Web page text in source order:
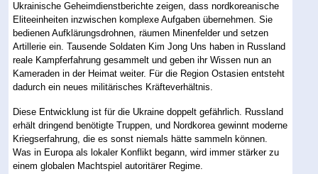
Ukrainische Geheimdienstberichte zeigen, dass nordkoreanische
Eliteeinheiten inzwischen komplexe Aufgaben übernehmen. Sie
bedienen Aufklärungsdrohnen, räumen Minenfelder und setzen
Artillerie ein. Tausende Soldaten Kim Jong Uns haben in Russland
reale Kampferfahrung gesammelt und geben ihr Wissen nun an
Kameraden in der Heimat weiter. Für die Region Ostasien entsteht
dadurch ein neues militärisches Kräfteverhältnis.
Diese Entwicklung ist für die Ukraine doppelt gefährlich. Russland
erhält dringend benötigte Truppen, und Nordkorea gewinnt moderne
Kriegserfahrung, die es sonst niemals hätte sammeln können.
Was in Europa als lokaler Konflikt begann, wird immer stärker zu
einem globalen Machtspiel autoritärer Regime.